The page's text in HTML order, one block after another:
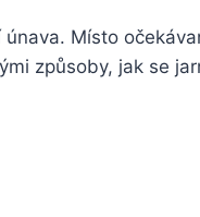
Místo
způsoby, jak se